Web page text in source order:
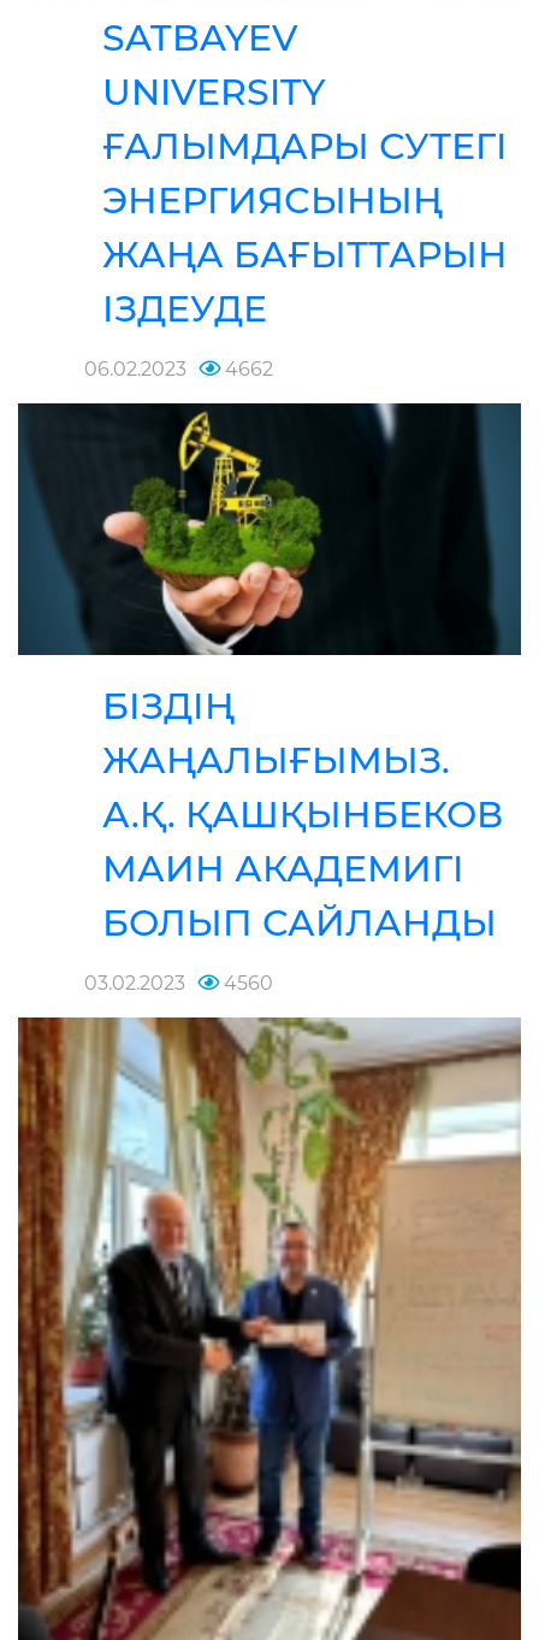
SATBAYEV
UNIVERSITY
ҒАЛЫМДАРЫ СУТЕГІ
ЭНЕРГИЯСЫНЫҢ
ЖАҢА БАҒЫТТАРЫН
ІЗДЕУДЕ
06.02.2023 4662
БІЗДІҢ
ЖАҢАЛЫҒЫМЫЗ.
А.Қ. ҚАШҚЫНБЕКОВ
МАИН АКАДЕМИГІ
БОЛЫП САЙЛАНДЫ
03.02.2023 4560